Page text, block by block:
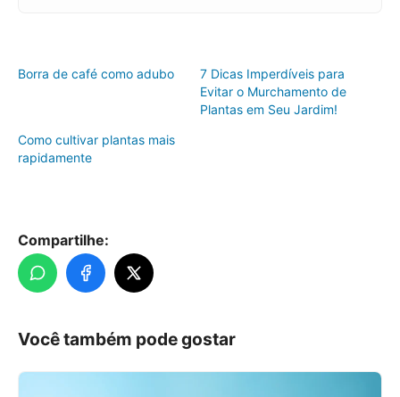
Borra de café como adubo
7 Dicas Imperdíveis para
Evitar o Murchamento de
Plantas em Seu Jardim!
Como cultivar plantas mais
rapidamente
Compartilhe:
Você também pode gostar